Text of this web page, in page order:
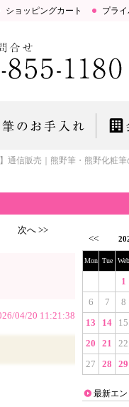
ショッピングカート プラ
売｜熊野筆・熊野化粧筆の
次へ >>
04/20 11:21:38
<<
Mon Tue Web
1
6
7 8
13
14 15
20
21 22
27
28 29
最新エン